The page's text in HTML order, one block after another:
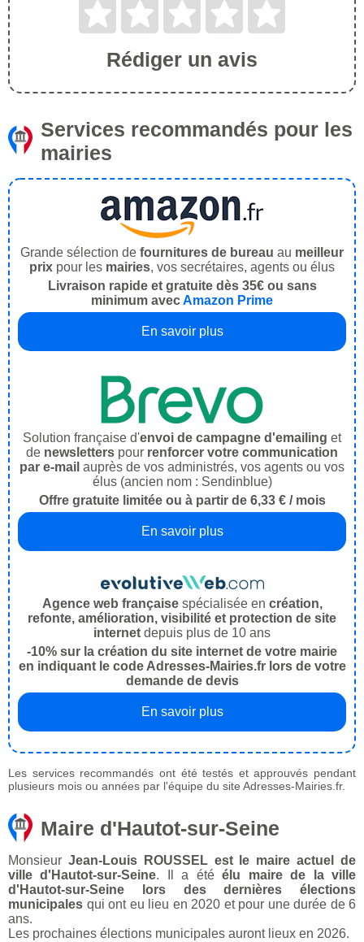
Rédiger un avis
Services recommandés pour les
mairies
Grande sélection de fournitures de bureau au meilleur
prix pour les mairies, vos secrétaires, agents ou élus
Livraison rapide et gratuite dès 35€ ou sans
minimum avecAmazon Prime
En savoir plus
Solution française d'envoi de campagne d'emailing et
de newsletters pour renforcer votre communication
par e-mail auprès de vos administrés, vos agents ou vos
élus (ancien nom : Sendinblue)
Offre gratuite limitée ou à partir de 6,33 € / mois
En savoir plus
Agence web françaisespécialisée en création,
refonte, amélioration, visibilité et protection de site
internet depuis plus de 10 ans
-10% sur la création du site internet de votre mairie
en indiquant le code Adresses-Mairies.fr lors de votre
demande de devis
En savoir plus
Les services recommandés ont été testés et approuvés pendant
plusieurs mois ou années par l'équipe du site Adresses-Mairies.fr.
Maire d'Hautot-sur-Seine
Monsieur Jean-Louis ROUSSEL est le maire actuel de
ville d'Hautot-sur-Seine. Il a étéélu maire de la ville
d'Hautot-sur-Seine lors des dernières élections
municipales qui ont eu lieu en 2020 et pour une durée de 6
ans.
Les prochaines élections municipales auront lieux en 2026.